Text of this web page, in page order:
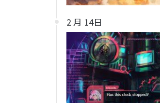
2 月 14日